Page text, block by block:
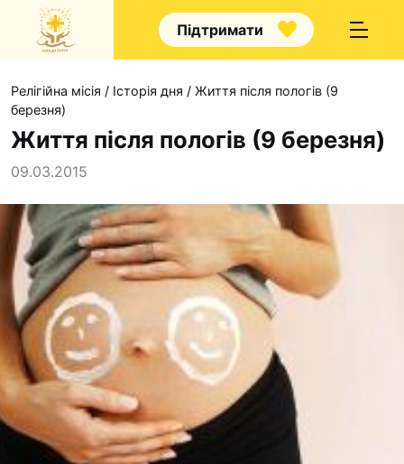
Підтримати
Капелани
Волонтерство
Наші напрямки
Наш покровитель
Проекти
Футбольна
Кулінарний гурток
Релігійна місія / Історія дня / Життя після пологів (9
березня)
Життя після пологів (9 березня)
09.03.2015